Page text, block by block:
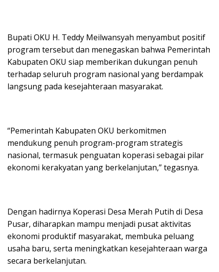
Bupati OKU H. Teddy Meilwansyah menyambut positif
program tersebut dan menegaskan bahwa Pemerintah
Kabupaten OKU siap memberikan dukungan penuh
terhadap seluruh program nasional yang berdampak
langsung pada kesejahteraan masyarakat.
“Pemerintah Kabupaten OKU berkomitmen
mendukung penuh program-program strategis
nasional, termasuk penguatan koperasi sebagai pilar
ekonomi kerakyatan yang berkelanjutan,” tegasnya.
Dengan hadirnya Koperasi Desa Merah Putih di Desa
Pusar, diharapkan mampu menjadi pusat aktivitas
ekonomi produktif masyarakat, membuka peluang
usaha baru, serta meningkatkan kesejahteraan warga
secara berkelanjutan.